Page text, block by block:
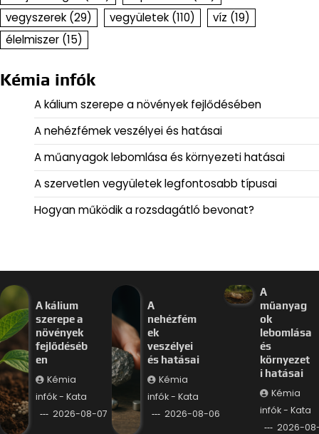
vegyszerek (29) vegyületek (110) víz (19)
élelmiszer (15)
Kémia infók
A kálium szerepe a növények fejlődésében
A nehézfémek veszélyei és hatásai
A műanyagok lebomlása és környezeti hatásai
A szervetlen vegyületek legfontosabb típusai
Hogyan működik a rozsdagátló bevonat?
A kálium
szerepe a
növények
fejlődéséb
en
Kémia
infók - Kata
2026-08-07
A
nehézfém
ek
veszélyei
és hatásai
Kémia
infók - Kata
2026-08-06
A
műanyag
ok
lebomlása
és
környezet
i hatásai
Kémia
infók - Kata
2026-